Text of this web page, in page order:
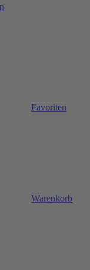
Favoriten
Warenkorb